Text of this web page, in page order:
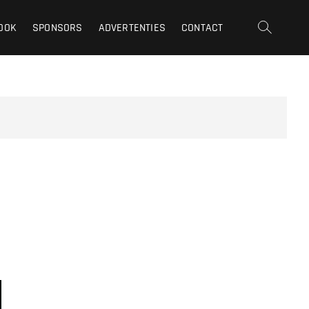
SPONSORS ADVERTENTIES CONTACT